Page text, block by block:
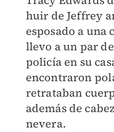
huir de Jeffrey
esposado a una
llevo a un par
policía en su
encontraron
retrataban
además de
nevera.